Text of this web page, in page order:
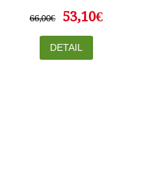
66,00€ 53,10€
DETAIL